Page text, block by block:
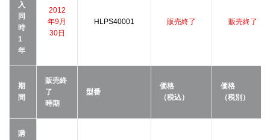
入
同
時
1
年
2012
年9月
30日
HLPS40001 販売終了 販売終了
期
間
販売終
了
時期
型番
価格
（税込）
価格
（税別）
購